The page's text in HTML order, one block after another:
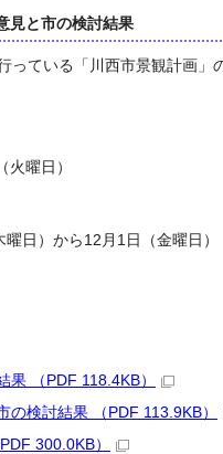
見と市の検討結果
っている「川西市景観計画」
曜日）
日）から12月1日（金曜日）
（PDF 118.4KB）
検討結果 （PDF 113.9KB）
300.0KB）